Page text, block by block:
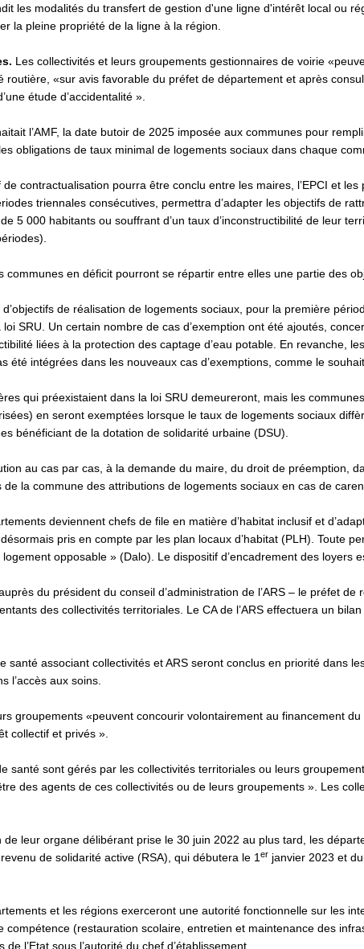
les modalités du transfert de gestion d'une ligne d'intérêt local ou
la pleine propriété de la ligne à la région.
Les collectivités et leurs groupements gestionnaires de voirie
routière, «sur avis favorable du préfet de département et après
étude d’accidentalité ».
l’AMF, la date butoir de 2025 imposée aux communes pour
obligations de taux minimal de logements sociaux dans chaque
contractualisation pourra être conclu entre les maires, l’EPCI et
triennales consécutives, permettra d’adapter les objectifs de
5 000 habitants ou souffrant d’un taux d’inconstructibilité de leur
communes en déficit pourront se répartir entre elles une partie des
de réalisation de logements sociaux, pour la première
SRU. Un certain nombre de cas d’exemption ont été ajoutés,
liées à la protection des captage d’eau potable. En revanche,
été intégrées dans les nouveaux cas d’exemptions, comme le
qui préexistaient dans la loi SRU demeureront, mais les
en seront exemptées lorsque le taux de logements sociaux
bénéficiant de la dotation de solidarité urbaine (DSU).
au cas par cas, à la demande du maire, du droit de préemption,
la commune des attributions de logements sociaux en cas de
deviennent chefs de file en matière d’habitat inclusif et
désormais pris en compte par les plan locaux d’habitat (PLH). Toute
opposable » (Dalo). Le dispositif d’encadrement des loyers
du président du conseil d’administration de l’ARS – le préfet
des collectivités territoriales. Le CA de l’ARS effectuera un
santé associant collectivités et ARS seront conclus en priorité dans
l’accès aux soins.
groupements «peuvent concourir volontairement au financement
collectif et privés ».
santé sont gérés par les collectivités territoriales ou leurs
des agents de ces collectivités ou de leurs groupements ». Les
de leur organe délibérant prise le 30 juin 2022 au plus tard, les
de solidarité active (RSA), qui débutera le 1 er janvier 2023 et
et les régions exerceront une autorité fonctionnelle sur les
compétence (restauration scolaire, entretien et maintenance des
l’Etat sous l’autorité du chef d’établissement.